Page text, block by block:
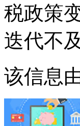
税政策
迭代不
该信息